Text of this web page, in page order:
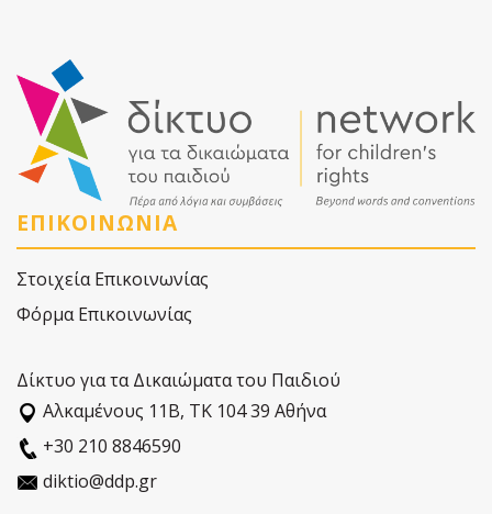
ΕΠΙΚΟΙΝΩΝΙΑ
Στοιχεία Επικοινωνίας
Φόρμα Επικοινωνίας
Δίκτυο για τα Δικαιώματα του Παιδιού
Αλκαµένους 11Β, ΤΚ 104 39 Αθήνα
+30 210 8846590
diktio@ddp.gr